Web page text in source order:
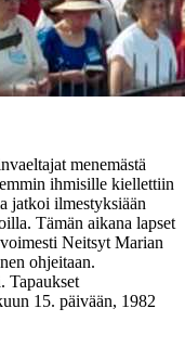
menemästä
ihmisille kiellettiin
jatkoi ilmestyksiään
Tämän aikana lapset
Neitsyt Marian
ohjeitaan.
Tapaukset
15. päivään, 1982